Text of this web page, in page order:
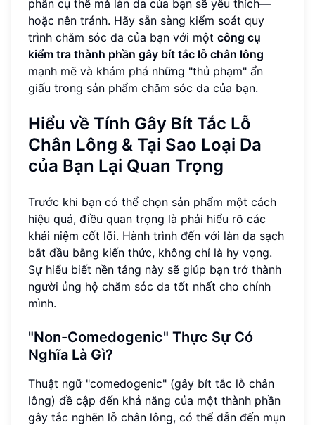
phần cụ thể mà làn da của bạn sẽ yêu thích—
hoặc nên tránh. Hãy sẵn sàng kiểm soát quy
trình chăm sóc da của bạn với một công cụ
kiểm tra thành phần gây bít tắc lỗ chân lông
mạnh mẽ và khám phá những "thủ phạm" ẩn
giấu trong sản phẩm chăm sóc da của bạn.
Hiểu về Tính Gây Bít Tắc Lỗ
Chân Lông & Tại Sao Loại Da
của Bạn Lại Quan Trọng
Trước khi bạn có thể chọn sản phẩm một cách
hiệu quả, điều quan trọng là phải hiểu rõ các
khái niệm cốt lõi. Hành trình đến với làn da sạch
bắt đầu bằng kiến thức, không chỉ là hy vọng.
Sự hiểu biết nền tảng này sẽ giúp bạn trở thành
người ủng hộ chăm sóc da tốt nhất cho chính
mình.
"Non-Comedogenic" Thực Sự Có
Nghĩa Là Gì?
Thuật ngữ "comedogenic" (gây bít tắc lỗ chân
lông) đề cập đến khả năng của một thành phần
gây tắc nghẽn lỗ chân lông, có thể dẫn đến mụn